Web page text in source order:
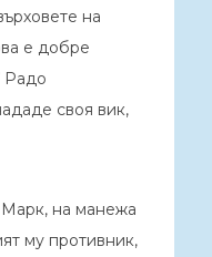
на
е добре
Радо
своя вик,
на манежа
му противник,